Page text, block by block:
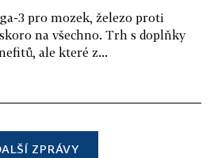
3 pro mozek, železo proti
na všechno. Trh s doplňky
ale které z...
ZPRÁVY